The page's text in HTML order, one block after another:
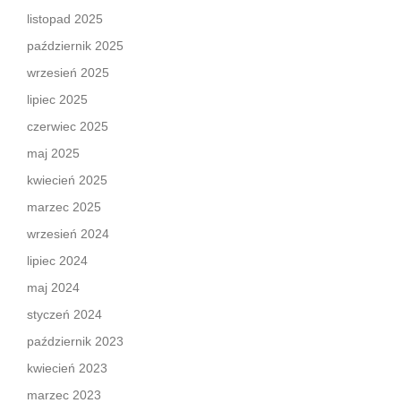
listopad 2025
październik 2025
wrzesień 2025
lipiec 2025
czerwiec 2025
maj 2025
kwiecień 2025
marzec 2025
wrzesień 2024
lipiec 2024
maj 2024
styczeń 2024
październik 2023
kwiecień 2023
marzec 2023